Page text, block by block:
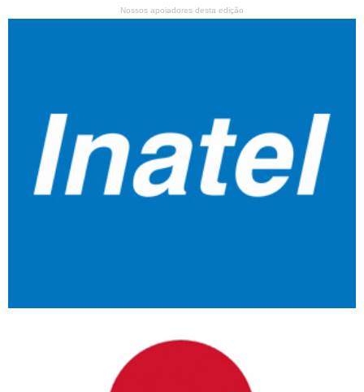
Nossos apoiadores desta edição